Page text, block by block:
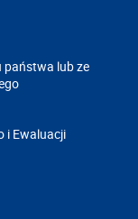
państwa lub ze
i Ewaluacji